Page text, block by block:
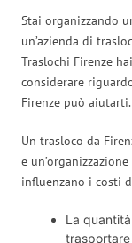
Stai organizzando
un’azienda di
Traslochi Firenze
considerare
Firenze può aiutarti.
Un trasloco da
e
influenzano i costi
La
trasportare